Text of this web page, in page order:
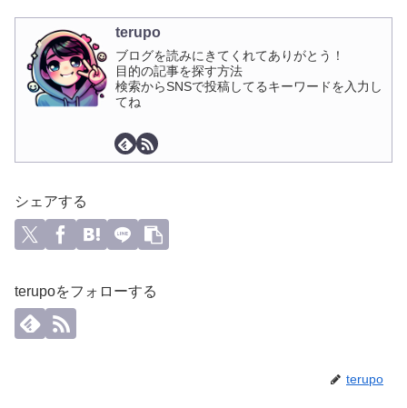
terupo
ブログを読みにきてくれてありがとう！
目的の記事を探す方法
検索からSNSで投稿してるキーワードを入力し
てね
シェアする
terupoをフォローする
terupo